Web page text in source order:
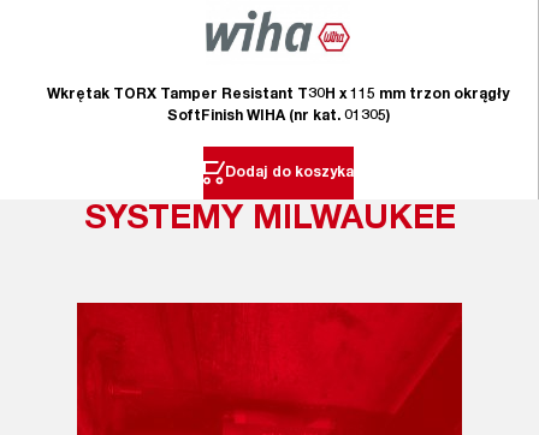
Wkrętak TORX Tamper Resistant T30H x 115 mm trzon okrągły
SoftFinish WIHA (nr kat. 01305)
Dodaj do koszyka
SYSTEMY MILWAUKEE